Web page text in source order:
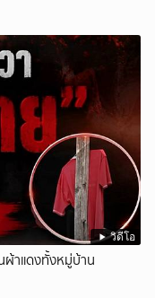
วิดีโอ
ผ้าแดงทั้งหมู่บ้าน